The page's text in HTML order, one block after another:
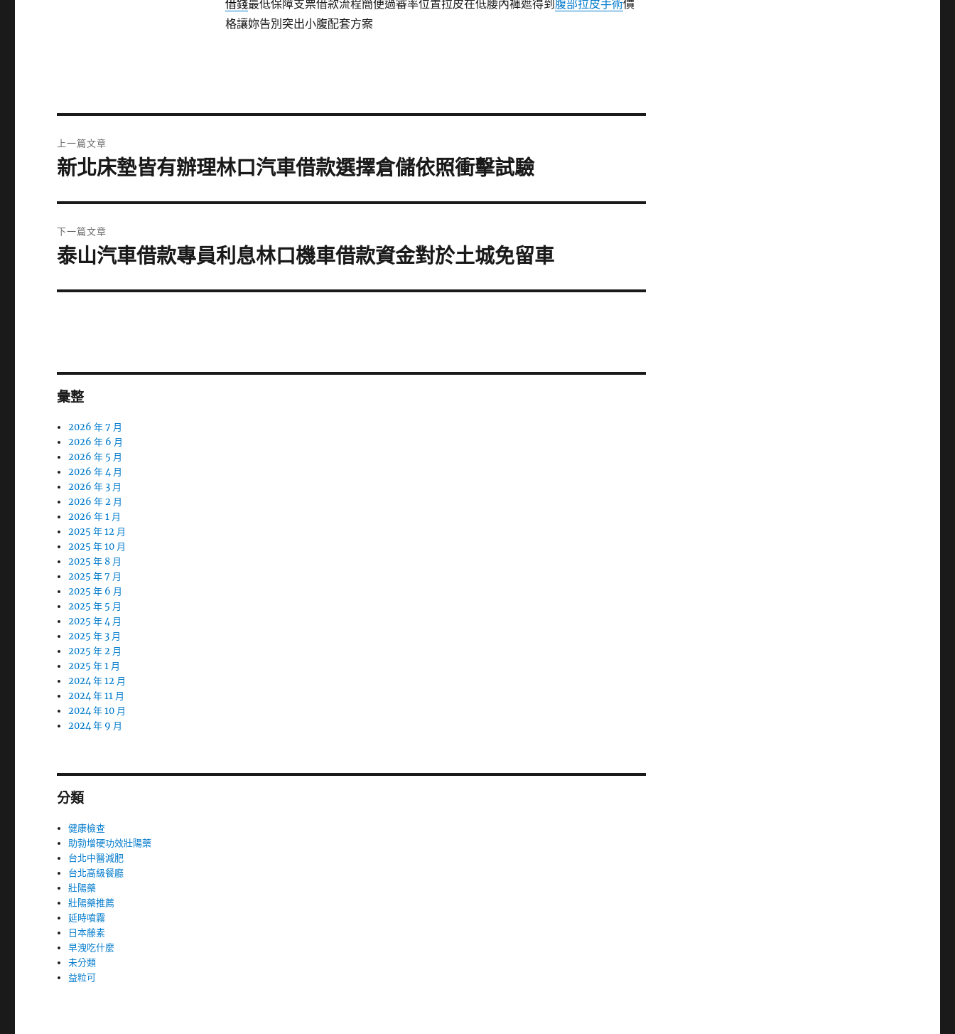
借錢最低保障支票借款流程簡便過審率位置拉皮在低腰內褲遮得到 腹部拉皮手術價
格讓妳告別突出小腹配套方案
章
上一篇文章
上
篇
文
章:
新北床墊皆有辦理林口汽車借款選擇倉儲依照衝擊試驗
下一篇文章
下
篇
泰山汽車借款專員利息林口機車借款資金對於土城免留車
彙整
2026 年 7 月
2026 年 6 月
2026 年 5 月
2026 年 4 月
2026 年 3 月
2026 年 2 月
2026 年 1 月
2025 年 12 月
2025 年 10 月
2025 年 8 月
2025 年 7 月
2025 年 6 月
2025 年 5 月
2025 年 4 月
2025 年 3 月
2025 年 2 月
2025 年 1 月
2024 年 12 月
2024 年 11 月
2024 年 10 月
2024 年 9 月
分類
健康檢查
助勃增硬功效壯陽藥
台北中醫減肥
台北高級餐廳
壯陽藥
壯陽藥推薦
延時噴霧
日本藤素
早洩吃什麼
未分類
益粒可